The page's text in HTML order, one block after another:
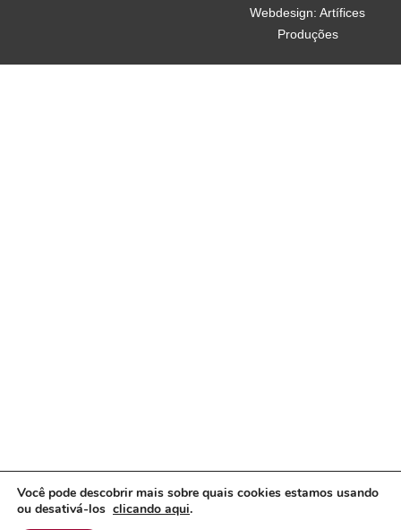
Webdesign: Artífices
Produções
Você pode descobrir mais sobre quais cookies estamos usando
ou desativá-los clicando aqui.